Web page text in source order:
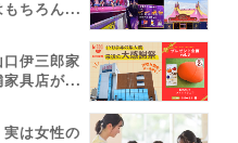
もちろん...
口伊三郎家
家具店が...
は女性の